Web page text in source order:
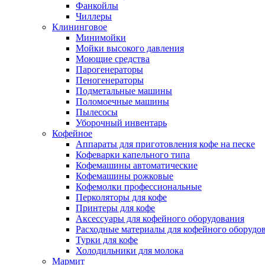
Фанкойлы
Чиллеры
Клининговое
Минимойки
Мойки высокого давления
Моющие средства
Парогенераторы
Пеногенераторы
Подметальные машины
Поломоечные машины
Пылесосы
Уборочный инвентарь
Кофейное
Аппараты для приготовления кофе на песке
Кофеварки капельного типа
Кофемашины автоматические
Кофемашины рожковые
Кофемолки профессиональные
Перколяторы для кофе
Принтеры для кофе
Аксессуары для кофейного оборудования
Расходные материалы для кофейного
Турки для кофе
Холодильники для молока
Мармит